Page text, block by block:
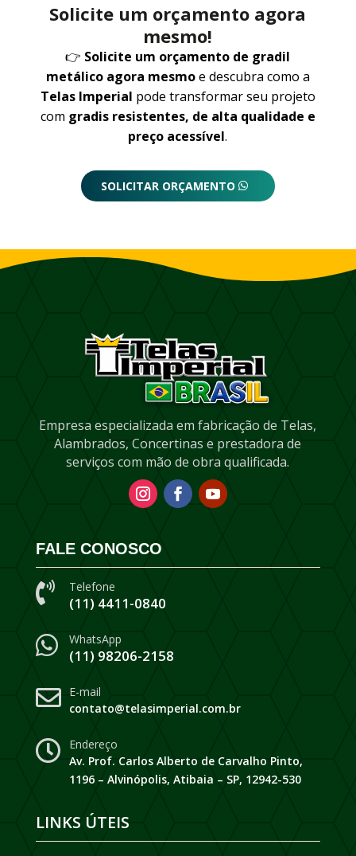
Solicite um orçamento agora
mesmo!
👉 Solicite um orçamento de gradil
metálico agora mesmoe descubra como a
Telas Imperial pode transformar seu projeto
com gradis resistentes, de alta qualidade e
preço acessível.
SOLICITAR ORÇAMENTO
Empresa especializada em fabricação de Telas,
Alambrados, Concertinas e prestadora de
serviços com mão de obra qualificada.
FALE CONOSCO
 Telefone
(11) 4411-0840
 WhatsApp
(11) 98206-2158
 E-mail
contato@telasimperial.com.br

Endereço
Av. Prof. Carlos Alberto de Carvalho Pinto,
1196 – Alvinópolis, Atibaia – SP, 12942-530
LINKS ÚTEIS